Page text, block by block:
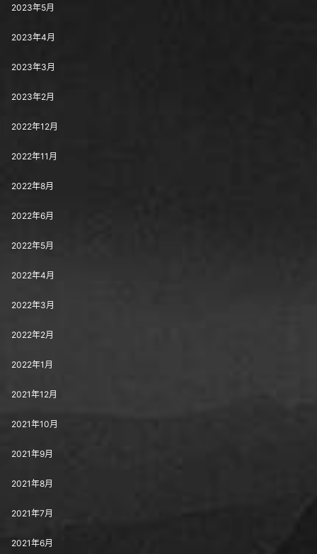
2023年5月
2023年4月
2023年3月
2023年2月
2022年12月
2022年11月
2022年8月
2022年6月
2022年5月
2022年4月
2022年3月
2022年2月
2022年1月
2021年12月
2021年10月
2021年9月
2021年8月
2021年7月
2021年6月